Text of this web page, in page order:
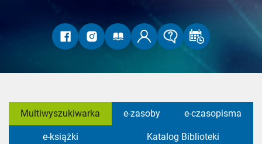
Multiwyszukiwarka e-zasoby e-czasopisma
e-książki Katalog Biblioteki